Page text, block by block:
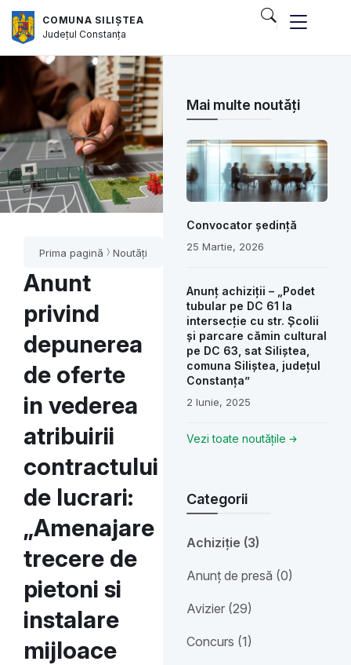
COMUNA SILIȘTEA
JudețulConstanța
Prima pagină Noutăți
Anunt
privind
depunerea
de oferte
in vederea
atribuirii
contractului
de lucrari:
„Amenajare
trecere de
pietoni si
instalare
mijloace
Mai multe noutăți
Convocator ședință
25 Martie, 2026
Anunț achiziții – „Podet
tubular pe DC 61 la
intersecție cu str. Școlii
și parcare cămin cultural
pe DC 63, sat Siliștea,
comuna Siliștea, județul
Constanța”
2 Iunie, 2025
Vezi toate noutățile
Categorii
Achiziție (3)
Anunț de presă (0)
Avizier (29)
Concurs (1)